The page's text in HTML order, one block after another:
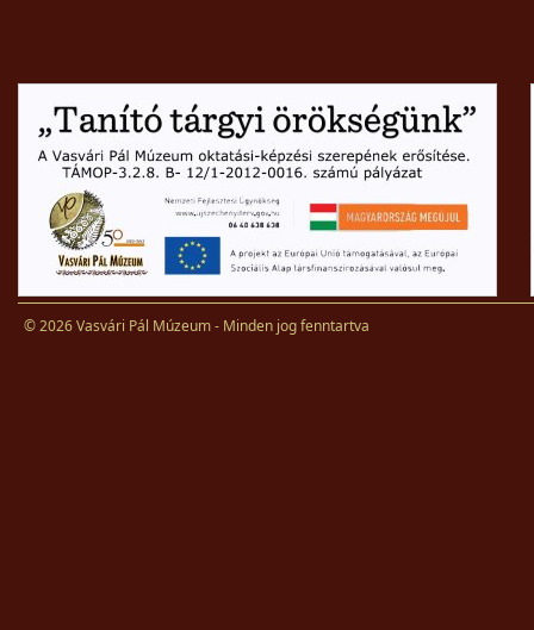
© 2026 Vasvári Pál Múzeum - Minden jog fenntartva